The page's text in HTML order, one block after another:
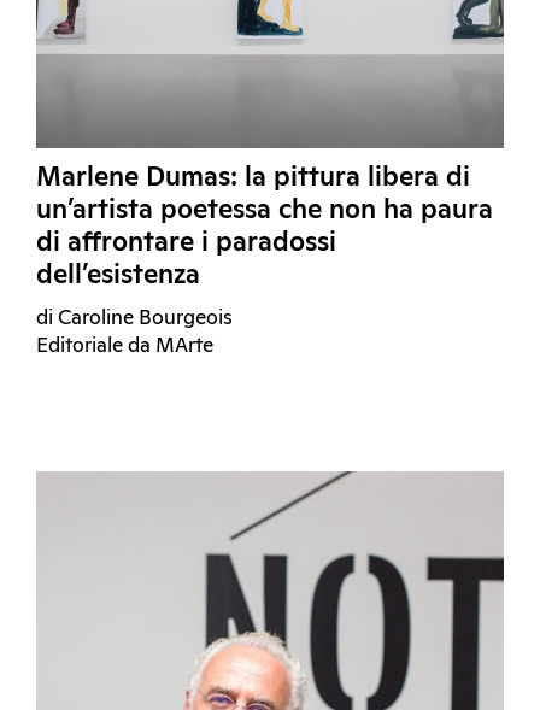
Marlene Dumas: la pittura libera di
un’artista poetessa che non ha paura
di affrontare i paradossi
dell’esistenza
di Caroline Bourgeois
Editoriale da MArte